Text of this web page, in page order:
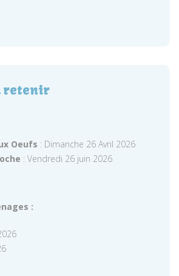
retenir
Oeufs : Dimanche 26 Avril 2026
: Vendredi 26 juin 2026
: